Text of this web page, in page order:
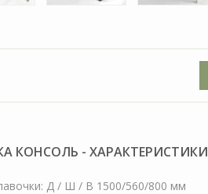
КОНСОЛЬ - ХАРАКТЕРИСТИКИ
Д / Ш / В 1500/560/800 мм